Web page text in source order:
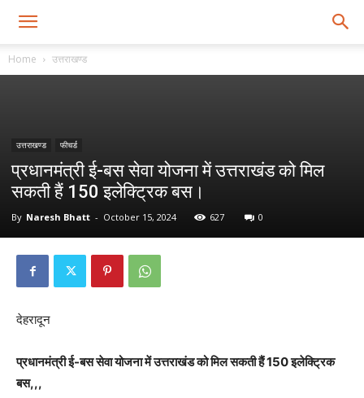
Home उत्तराखण्ड
उत्तराखण्ड फीचर्ड
प्रधानमंत्री ई-बस सेवा योजना में उत्तराखंड को मिल
सकती हैं 150 इलेक्ट्रिक बस।
By Naresh Bhatt - October 15, 2024 627 0
देहरादून
प्रधानमंत्री ई-बस सेवा योजना में उत्तराखंड को मिल सकती हैं 150 इलेक्ट्रिक
बस,,,